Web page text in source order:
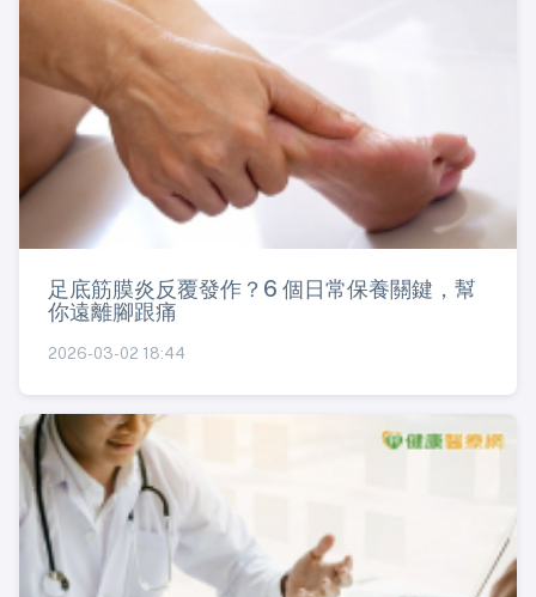
足底筋膜炎反覆發作？6 個日常保養關鍵，幫
你遠離腳跟痛
2026-03-02 18:44